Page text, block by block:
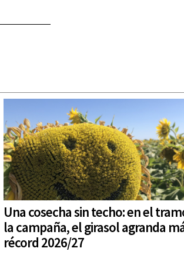
Una cosecha sin techo: en el
la campaña, el girasol agranda
récord 2026/27